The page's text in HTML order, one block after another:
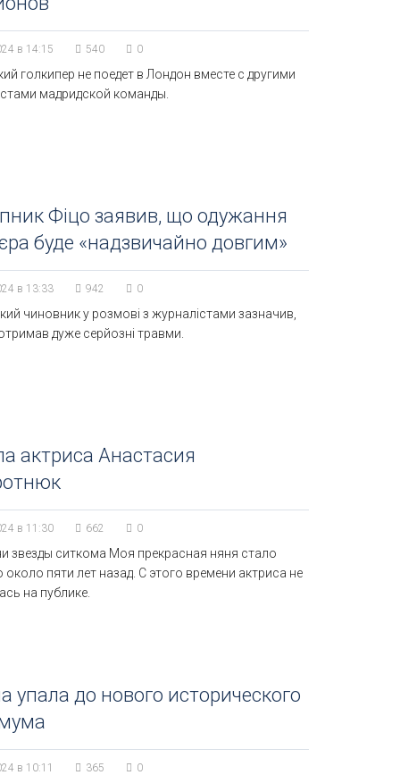
в 14:15 540 0
голкипер не поедет в Лондон вместе с другими
мадридской команды.
Фіцо заявив, що одужання
буде «надзвичайно довгим»
в 13:33 942 0
чиновник у розмові з журналістами зазначив,
дуже серйозні травми.
актриса Анастасия
в 11:30 662 0
звезды ситкома Моя прекрасная няня стало
около пяти лет назад. С этого времени актриса не
на публике.
упала до нового исторического
в 10:11 365 0